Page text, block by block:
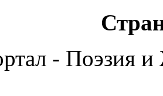
- Поэзия